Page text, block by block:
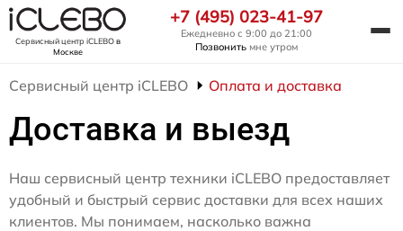
Сервисный центр iCLEBOв
Москве
+7 (495) 023-41-97
Ежедневно с 9:00 до 21:00
Позвонить мне утром
Сервисный центр iCLEBO Оплата и доставка
Доставка и выезд
Наш сервисный центр техники iCLEBO предоставляет
удобный и быстрый сервис доставки для всех наших
клиентов. Мы понимаем, насколько важна